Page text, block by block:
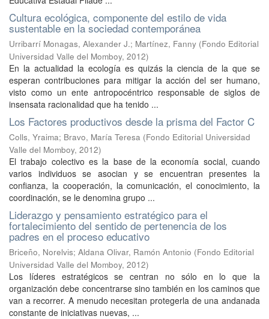
Cultura ecológica, componente del estilo de vida
sustentable en la sociedad contemporánea
Urribarrí Monagas, Alexander J.; Martínez, Fanny (Fondo Editorial
Universidad Valle del Momboy, 2012)
En la actualidad la ecología es quizás la ciencia de la que se
esperan contribuciones para mitigar la acción del ser humano,
visto como un ente antropocéntrico responsable de siglos de
insensata racionalidad que ha tenido ...
Los Factores productivos desde la prisma del Factor C
Colls, Yraima; Bravo, María Teresa (Fondo Editorial Universidad
Valle del Momboy, 2012)
El trabajo colectivo es la base de la economía social, cuando
varios individuos se asocian y se encuentran presentes la
confianza, la cooperación, la comunicación, el conocimiento, la
coordinación, se le denomina grupo ...
Liderazgo y pensamiento estratégico para el
fortalecimiento del sentido de pertenencia de los
padres en el proceso educativo
Briceño, Norelvis; Aldana Olivar, Ramón Antonio (Fondo Editorial
Universidad Valle del Momboy, 2012)
Los líderes estratégicos se centran no sólo en lo que la
organización debe concentrarse sino también en los caminos que
van a recorrer. A menudo necesitan protegerla de una andanada
constante de iniciativas nuevas, ...